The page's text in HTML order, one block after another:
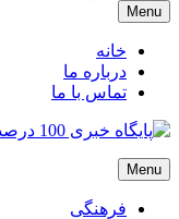
Menu
خانه
درباره ما
تماس با ما
پایگاه خبری 100 درصد نیوز
پایگاه خبری 100 درصد نیوز
Menu
فرهنگی